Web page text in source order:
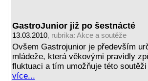
GastroJunior již po šestnácté
13.03.2010, rubrika: Akce a soutěže
Ovšem Gastrojunior je především
mládeže, která věkovými pravidly
fluktuaci a tím umožňuje této
více...